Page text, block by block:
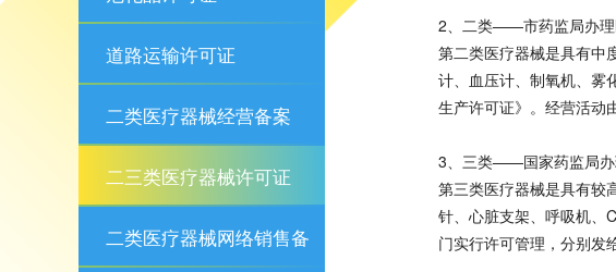
道路运输许可证
二类医疗器械经营备案
二三类医疗器械许可证
二类医疗器械网络销售备
2、二类——市药监局办理
第二类医疗器械是具有中
计、血压计、制氧机、雾
生产许可证》。经营活动
3、三类——国家药监局办
第三类医疗器械是具有较
针、心脏支架、呼吸机、
门实行许可管理，分别发